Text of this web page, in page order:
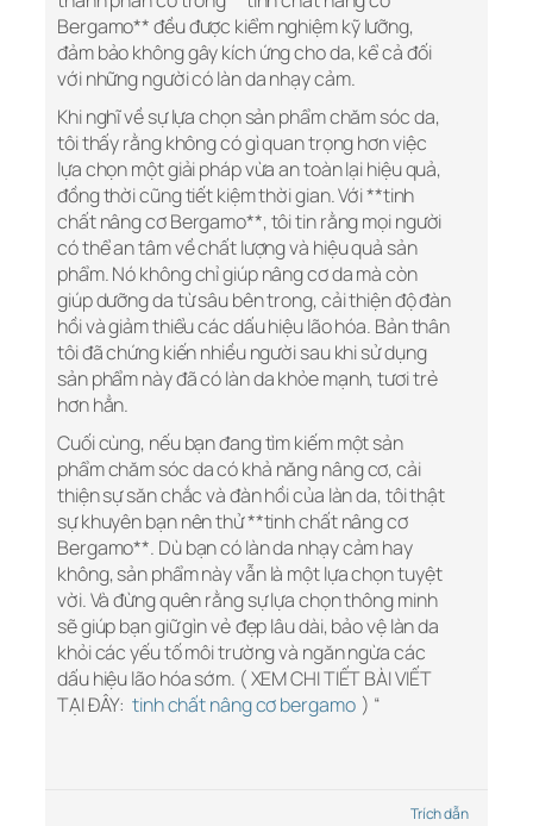
Bergamo** đều được kiểm nghiệm kỹ lưỡng,
đảm bảo không gây kích ứng cho da, kể cả đối
với những người có làn da nhạy cảm.
Khi nghĩ về sự lựa chọn sản phẩm chăm sóc da,
tôi thấy rằng không có gì quan trọng hơn việc
lựa chọn một giải pháp vừa an toàn lại hiệu quả,
đồng thời cũng tiết kiệm thời gian. Với **tinh
chất nâng cơ Bergamo**, tôi tin rằng mọi người
có thể an tâm về chất lượng và hiệu quả sản
phẩm. Nó không chỉ giúp nâng cơ da mà còn
giúp dưỡng da từ sâu bên trong, cải thiện độ đàn
hồi và giảm thiểu các dấu hiệu lão hóa. Bản thân
tôi đã chứng kiến nhiều người sau khi sử dụng
sản phẩm này đã có làn da khỏe mạnh, tươi trẻ
hơn hẳn.
Cuối cùng, nếu bạn đang tìm kiếm một sản
phẩm chăm sóc da có khả năng nâng cơ, cải
thiện sự săn chắc và đàn hồi của làn da, tôi thật
sự khuyên bạn nên thử **tinh chất nâng cơ
Bergamo**. Dù bạn có làn da nhạy cảm hay
không, sản phẩm này vẫn là một lựa chọn tuyệt
vời. Và đừng quên rằng sự lựa chọn thông minh
sẽ giúp bạn giữ gìn vẻ đẹp lâu dài, bảo vệ làn da
khỏi các yếu tố môi trường và ngăn ngừa các
dấu hiệu lão hóa sớm. ( XEM CHI TIẾT BÀI VIẾT
TẠI ĐÂY:tinh chất nâng cơ bergamo) “
Trích dẫn